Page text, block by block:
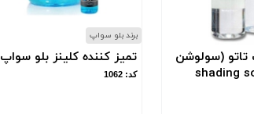
تاتو (سولوشن
برند بلو سواپ
تمیز کننده کلینز بلو سواپ
کد: 1062